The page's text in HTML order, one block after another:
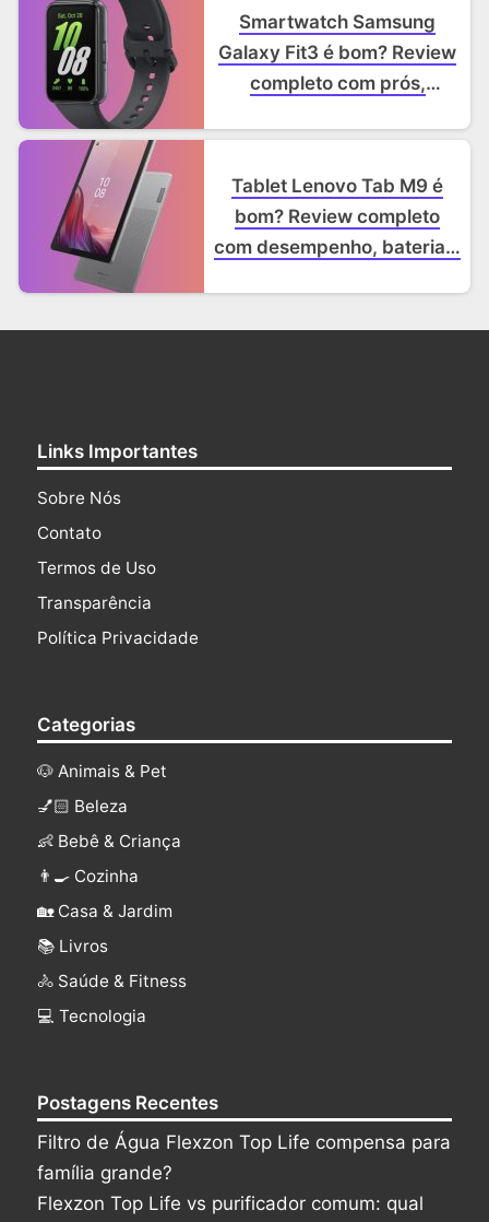
Smartwatch Samsung
Galaxy Fit3 é bom? Review
completo com prós,
Tablet Lenovo Tab M9 é
bom? Review completo
com desempenho, bateria e
Links Importantes
Sobre Nós
Contato
Termos de Uso
Transparência
Política Privacidade
Categorias
🐶 Animais & Pet
💅🏻 Beleza
👶 Bebê & Criança
👨‍🍳 Cozinha
🏡 Casa & Jardim
📚 Livros
🚴 Saúde & Fitness
‍💻 Tecnologia
Postagens Recentes
Filtro de Água Flexzon Top Life compensa para
família grande?
Flexzon Top Life vs purificador comum: qual